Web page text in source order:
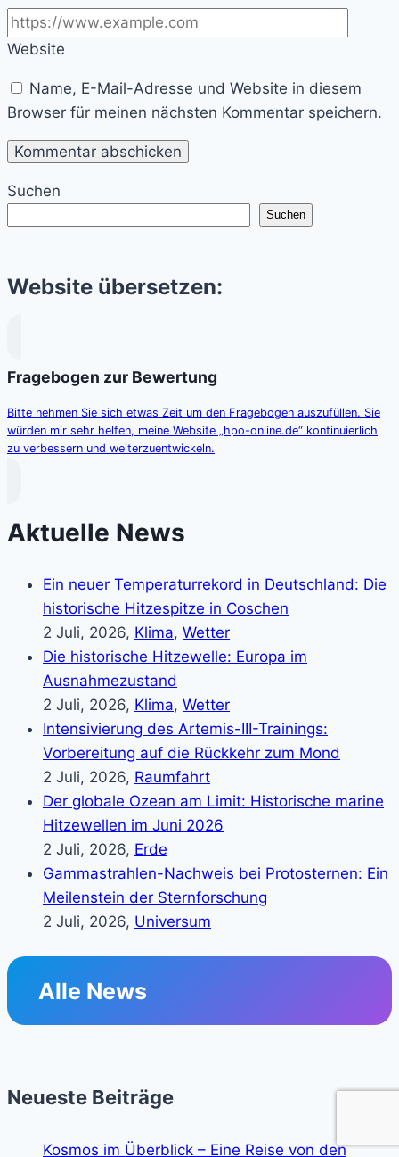
Website
Name, E-Mail-Adresse und Website in diesem
Browser für meinen nächsten Kommentar speichern.
Suchen
Suchen
Website übersetzen:
Fragebogen zur Bewertung
Bitte nehmen Sie sich etwas Zeit um den Fragebogen auszufüllen. Sie
würden mir sehr helfen, meine Website „hpo-online.de“ kontinuierlich
zu verbessern und weiterzuentwickeln.
Aktuelle News
Ein neuer Temperaturrekord in Deutschland: Die
historische Hitzespitze in Coschen
2 Juli, 2026, Klima, Wetter
Die historische Hitzewelle: Europa im
Ausnahmezustand
2 Juli, 2026, Klima, Wetter
Intensivierung des Artemis-III-Trainings:
Vorbereitung auf die Rückkehr zum Mond
2 Juli, 2026, Raumfahrt
Der globale Ozean am Limit: Historische marine
Hitzewellen im Juni 2026
2 Juli, 2026, Erde
Gammastrahlen-Nachweis bei Protosternen: Ein
Meilenstein der Sternforschung
2 Juli, 2026, Universum
Alle News
Neueste Beiträge
Kosmos im Überblick – Eine Reise von den